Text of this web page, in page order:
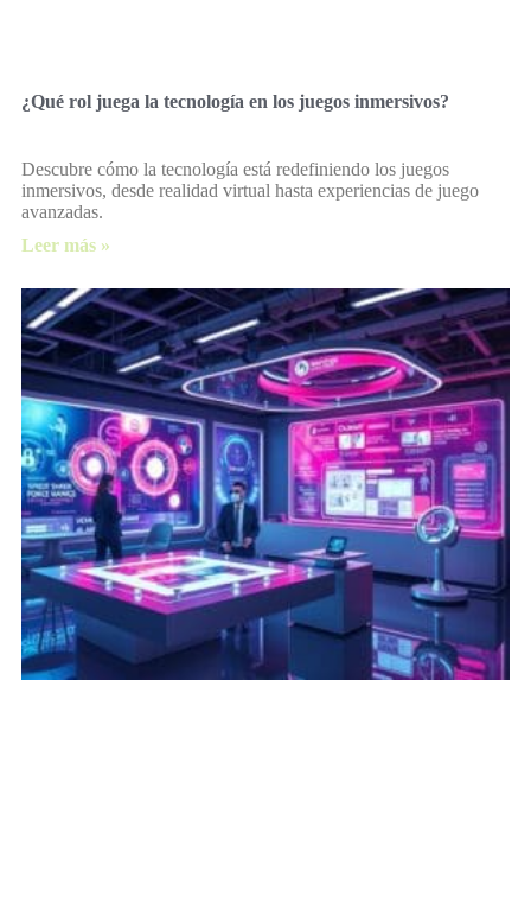
¿Qué rol juega la tecnología en los juegos inmersivos?
Descubre cómo la tecnología está redefiniendo los juegos
inmersivos, desde realidad virtual hasta experiencias de juego
avanzadas.
Leer más »